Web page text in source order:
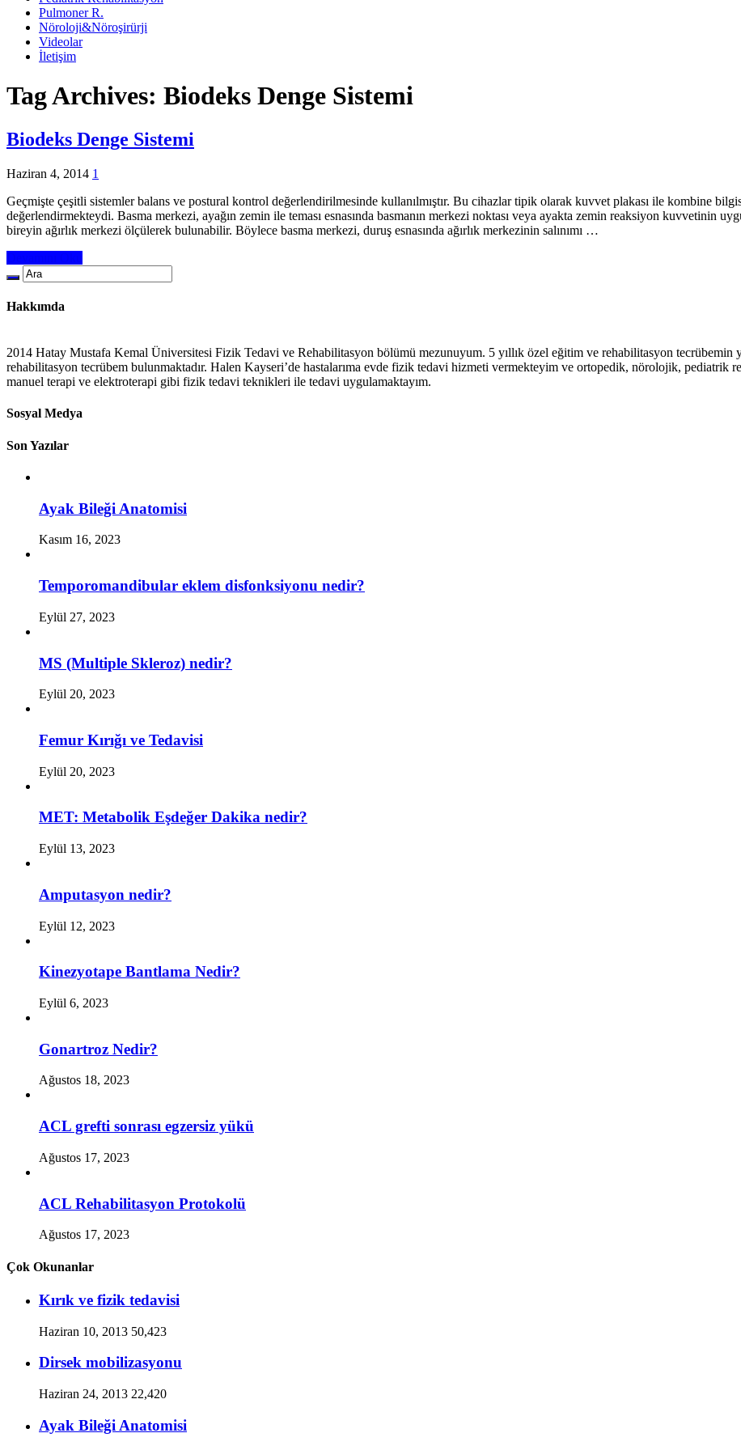
Pulmoner R.
Nöroloji&Nöroşirürji
Videolar
İletişim
Tag Archives: Biodeks Denge Sistemi
Biodeks Denge Sistemi
Haziran 4, 2014 1
Geçmişte çeşitli sistemler balans ve postural kontrol değerlendirilmesinde kullanılmıştır. Bu cihazlar tipik olarak kuvvet plakası ile kombine
değerlendirmekteydi. Basma merkezi, ayağın zemin ile teması esnasında basmanın merkezi noktası veya ayakta zemin reaksiyon kuvvetinin
bireyin ağırlık merkezi ölçülerek bulunabilir. Böylece basma merkezi, duruş esnasında ağırlık merkezinin salınımı …
Hakkımda
2014 Hatay Mustafa Kemal Üniversitesi Fizik Tedavi ve Rehabilitasyon bölümü mezunuyum. 5 yıllık özel eğitim ve rehabilitasyon tecrübemin
rehabilitasyon tecrübem bulunmaktadır. Halen Kayseri’de hastalarıma evde fizik tedavi hizmeti vermekteyim ve ortopedik, nörolojik, pediatrik
manuel terapi ve elektroterapi gibi fizik tedavi teknikleri ile tedavi uygulamaktayım.
Sosyal Medya
Son Yazılar
Ayak Bileği Anatomisi
Kasım 16, 2023
Temporomandibular eklem disfonksiyonu nedir?
Eylül 27, 2023
MS (Multiple Skleroz) nedir?
Eylül 20, 2023
Femur Kırığı ve Tedavisi
Eylül 20, 2023
MET: Metabolik Eşdeğer Dakika nedir?
Eylül 13, 2023
Amputasyon nedir?
Eylül 12, 2023
Kinezyotape Bantlama Nedir?
Eylül 6, 2023
Gonartroz Nedir?
Ağustos 18, 2023
ACL grefti sonrası egzersiz yükü
Ağustos 17, 2023
ACL Rehabilitasyon Protokolü
Ağustos 17, 2023
Çok Okunanlar
Kırık ve fizik tedavisi
Haziran 10, 2013 50,423
Dirsek mobilizasyonu
Haziran 24, 2013 22,420
Ayak Bileği Anatomisi